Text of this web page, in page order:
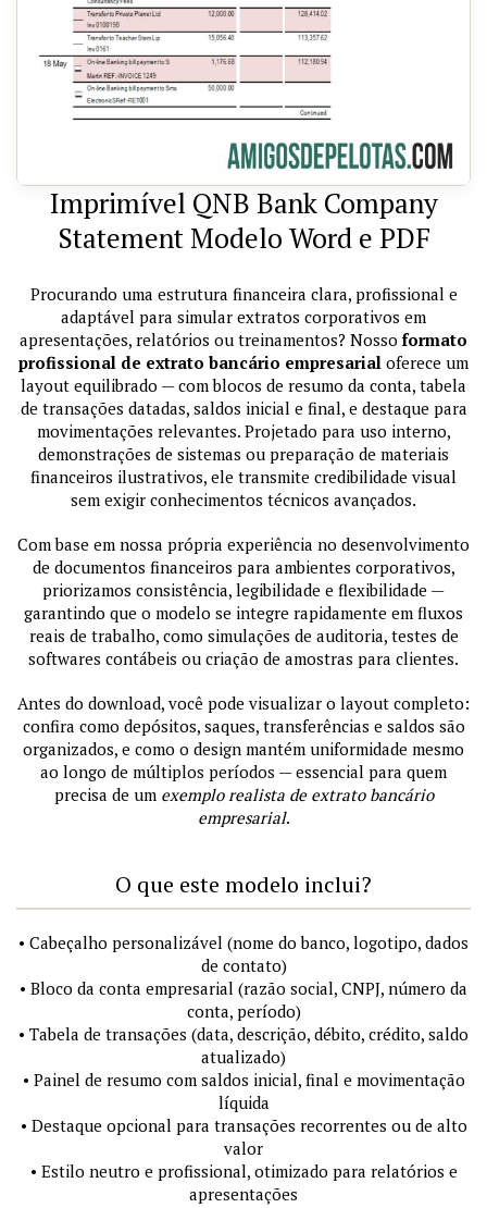
Imprimível QNB Bank Company
Statement Modelo Word e PDF
Procurando uma estrutura financeira clara, profissional e
adaptável para simular extratos corporativos em
apresentações, relatórios ou treinamentos? Nosso formato
profissional de extrato bancário empresarial oferece um
layout equilibrado — com blocos de resumo da conta, tabela
de transações datadas, saldos inicial e final, e destaque para
movimentações relevantes. Projetado para uso interno,
demonstrações de sistemas ou preparação de materiais
financeiros ilustrativos, ele transmite credibilidade visual
sem exigir conhecimentos técnicos avançados.
Com base em nossa própria experiência no desenvolvimento
de documentos financeiros para ambientes corporativos,
priorizamos consistência, legibilidade e flexibilidade —
garantindo que o modelo se integre rapidamente em fluxos
reais de trabalho, como simulações de auditoria, testes de
softwares contábeis ou criação de amostras para clientes.
Antes do download, você pode visualizar o layout completo:
confira como depósitos, saques, transferências e saldos são
organizados, e como o design mantém uniformidade mesmo
ao longo de múltiplos períodos — essencial para quem
precisa de um exemplo realista de extrato bancário
empresarial.
O que este modelo inclui?
• Cabeçalho personalizável (nome do banco, logotipo, dados
de contato)
• Bloco da conta empresarial (razão social, CNPJ, número da
conta, período)
• Tabela de transações (data, descrição, débito, crédito, saldo
atualizado)
• Painel de resumo com saldos inicial, final e movimentação
líquida
• Destaque opcional para transações recorrentes ou de alto
valor
• Estilo neutro e profissional, otimizado para relatórios e
apresentações